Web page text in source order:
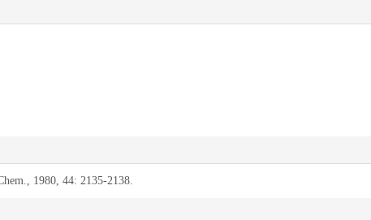
1980, 44: 2135-2138.